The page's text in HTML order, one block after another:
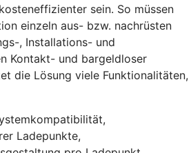
sein. So müssen
einzeln aus- bzw. nachrüsten
, Installations- und
Kontakt- und bargeldloser
die Lösung viele Funktionalitäten,
Ladepunkte,